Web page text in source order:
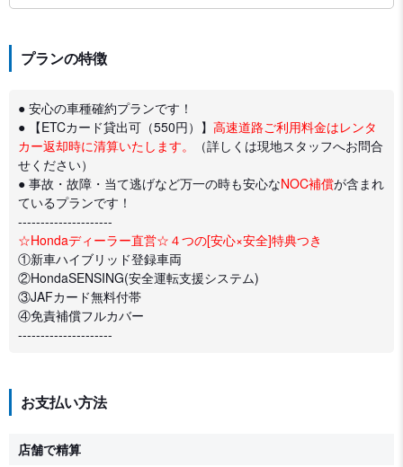
プランの特徴
● 安心の車種確約プランです！
● 【ETCカード貸出可（550円）】 高速道路ご利用料金はレンタ
カー返却時に清算いたします。
（詳しくは現地スタッフへお問合
せください）
● 事故・故障・当て逃げなど万一の時も安心なNOC補償が含まれ
ているプランです！
---------------------
☆Hondaディーラー直営☆４つの[安心×安全]特典つき
①新車ハイブリッド登録車両
②HondaSENSING(安全運転支援システム)
③JAFカード無料付帯
④免責補償フルカバー
---------------------
お支払い方法
店舗で精算